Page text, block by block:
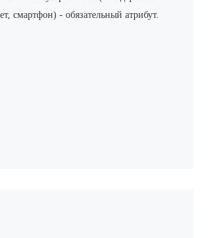
смартфон) - обязательный атрибут.